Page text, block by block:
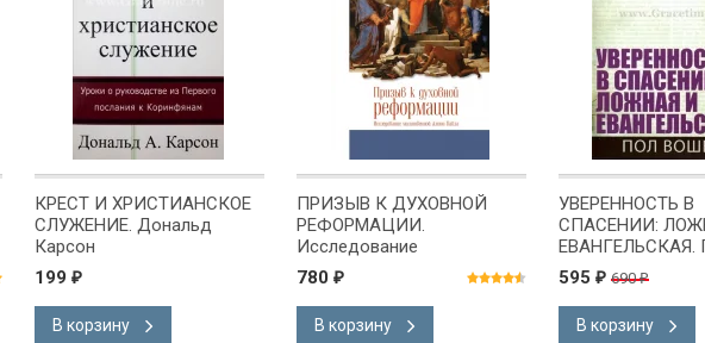
КРЕСТ И ХРИСТИАНСКОЕ
СЛУЖЕНИЕ. Дональд
Карсон
199 ₽
В корзину
ПРИЗЫВ К ДУХОВНОЙ
РЕФОРМАЦИИ.
Исследование
молитвенной жизни Павла.
Дональд Карсон
780 ₽
В корзину
УВЕРЕННОСТЬ В
СПАСЕНИИ:
ЕВАНГЕЛЬСКАЯ.
Вошер
595 ₽ 690₽
В корзину